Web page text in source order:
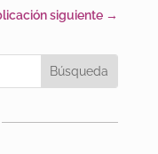
siguiente →